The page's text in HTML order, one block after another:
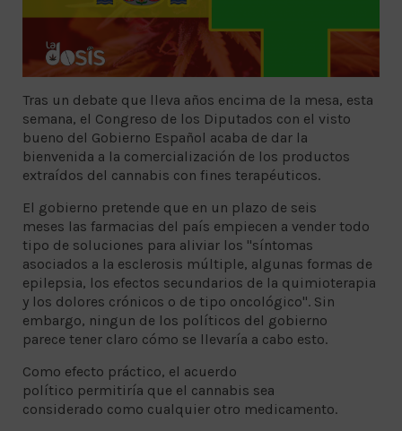
Tras un debate que lleva años encima de la mesa, esta
semana, el Congreso de los Diputados con el visto
bueno del Gobierno Español acaba de dar la
bienvenida a la comercialización de los productos
extraídos del cannabis con fines terapéuticos.
El gobierno pretende que en un plazo de seis
meses las farmacias del país empiecen a vender todo
tipo de soluciones para aliviar los "síntomas
asociados a la esclerosis múltiple, algunas formas de
epilepsia, los efectos secundarios de la quimioterapia
y los dolores crónicos o de tipo oncológico". Sin
embargo, ningun de los políticos del gobierno
parece tener claro cómo se llevaría a cabo esto.
Como efecto práctico, el acuerdo
político permitiría que el cannabis sea
considerado como cualquier otro medicamento.